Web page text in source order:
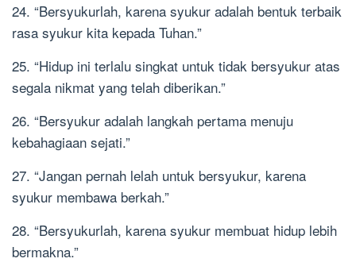
24. “Bersyukurlah, karena syukur adalah bentuk terbaik
rasa syukur kita kepada Tuhan.”
25. “Hidup ini terlalu singkat untuk tidak bersyukur atas
segala nikmat yang telah diberikan.”
26. “Bersyukur adalah langkah pertama menuju
kebahagiaan sejati.”
27. “Jangan pernah lelah untuk bersyukur, karena
syukur membawa berkah.”
28. “Bersyukurlah, karena syukur membuat hidup lebih
bermakna.”